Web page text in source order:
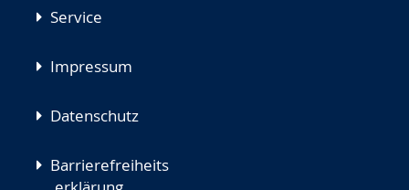
Service
Impressum
Datenschutz
Barrierefreiheits